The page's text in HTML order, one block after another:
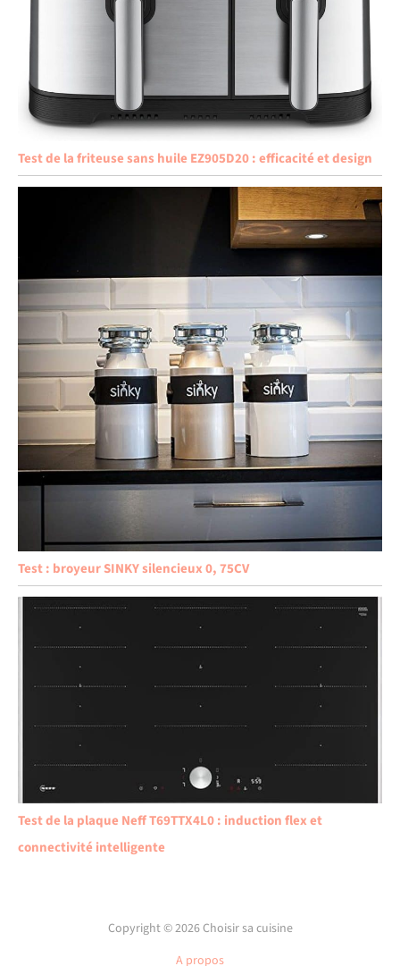
Test de la friteuse sans huile EZ905D20 : efficacité et design
Test : broyeur SINKY silencieux 0, 75CV
Test de la plaque Neff T69TTX4L0 : induction flex et
connectivité intelligente
Copyright © 2026 Choisir sa cuisine
A propos